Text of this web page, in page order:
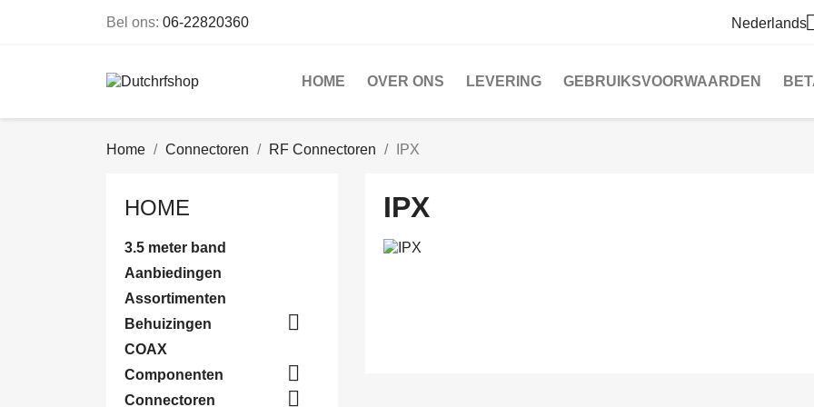
Bel ons: 06-22820360 Nederlands
HOME OVER ONS LEVERING GEBRUIKSVOORWAARDEN
Home Connectoren RF Connectoren IPX
HOME
3.5 meter band
Aanbiedingen
Assortimenten
Behuizingen

COAX
Componenten

Connectoren 
IPX